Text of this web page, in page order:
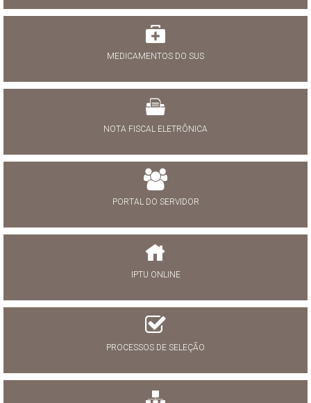
MEDICAMENTOS DO SUS
NOTA FISCAL ELETRÔNICA
PORTAL DO SERVIDOR
IPTU ONLINE
PROCESSOS DE SELEÇÃO